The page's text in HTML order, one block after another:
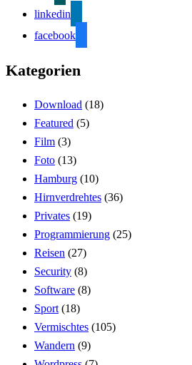
linkedin
facebook
Kategorien
Download (18)
Featured (5)
Film (3)
Foto (13)
Hamburg (10)
Hirnverdrehtes (36)
Privates (19)
Programmierung (25)
Reisen (27)
Security (8)
Software (8)
Sport (18)
Vermischtes (105)
Wandern (9)